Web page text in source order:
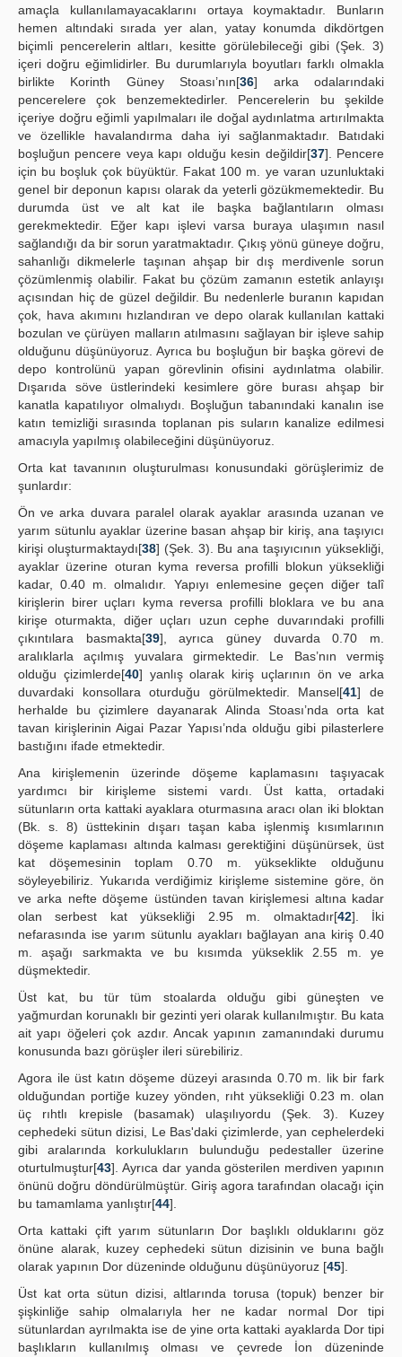
amaçla kullanılamayacaklarını ortaya koymaktadır. Bunların
hemen altındaki sırada yer alan, yatay konumda dikdörtgen
biçimli pencerelerin altları, kesitte görülebileceği gibi (Şek. 3)
içeri doğru eğimlidirler. Bu durumlarıyla boyutları farklı olmakla
birlikte Korinth Güney Stoası’nın[36] arka odalarındaki
pencerelere çok benzemektedirler. Pencerelerin bu şekilde
içeriye doğru eğimli yapılmaları ile doğal aydınlatma artırılmakta
ve özellikle havalandırma daha iyi sağlanmaktadır. Batıdaki
boşluğun pencere veya kapı olduğu kesin değildir[37]. Pencere
için bu boşluk çok büyüktür. Fakat 100 m. ye varan uzunluktaki
genel bir deponun kapısı olarak da yeterli gözükmemektedir. Bu
durumda üst ve alt kat ile başka bağlantıların olması
gerekmektedir. Eğer kapı işlevi varsa buraya ulaşımın nasıl
sağlandığı da bir sorun yaratmaktadır. Çıkış yönü güneye doğru,
sahanlığı dikmelerle taşınan ahşap bir dış merdivenle sorun
çözümlenmiş olabilir. Fakat bu çözüm zamanın estetik anlayışı
açısından hiç de güzel değildir. Bu nedenlerle buranın kapıdan
çok, hava akımını hızlandıran ve depo olarak kullanılan kattaki
bozulan ve çürüyen malların atılmasını sağlayan bir işleve sahip
olduğunu düşünüyoruz. Ayrıca bu boşluğun bir başka görevi de
depo kontrolünü yapan görevlinin ofisini aydınlatma olabilir.
Dışarıda söve üstlerindeki kesimlere göre burası ahşap bir
kanatla kapatılıyor olmalıydı. Boşluğun tabanındaki kanalın ise
katın temizliği sırasında toplanan pis suların kanalize edilmesi
amacıyla yapılmış olabileceğini düşünüyoruz.
Orta kat tavanının oluşturulması konusundaki görüşlerimiz de
şunlardır:
Ön ve arka duvara paralel olarak ayaklar arasında uzanan ve
yarım sütunlu ayaklar üzerine basan ahşap bir kiriş, ana taşıyıcı
kirişi oluşturmaktaydı[38] (Şek. 3). Bu ana taşıyıcının yüksekliği,
ayaklar üzerine oturan kyma reversa profilli blokun yüksekliği
kadar, 0.40 m. olmalıdır. Yapıyı enlemesine geçen diğer talî
kirişlerin birer uçları kyma reversa profilli bloklara ve bu ana
kirişe oturmakta, diğer uçları uzun cephe duvarındaki profilli
çıkıntılara basmakta[39], ayrıca güney duvarda 0.70 m.
aralıklarla açılmış yuvalara girmektedir. Le Bas’nın vermiş
olduğu çizimlerde[40] yanlış olarak kiriş uçlarının ön ve arka
duvardaki konsollara oturduğu görülmektedir. Mansel[41] de
herhalde bu çizimlere dayanarak Alinda Stoası’nda orta kat
tavan kirişlerinin Aigai Pazar Yapısı’nda olduğu gibi pilasterlere
bastığını ifade etmektedir.
Ana kirişlemenin üzerinde döşeme kaplamasını taşıyacak
yardımcı bir kirişleme sistemi vardı. Üst katta, ortadaki
sütunların orta kattaki ayaklara oturmasına aracı olan iki bloktan
(Bk. s. 8) üsttekinin dışarı taşan kaba işlenmiş kısımlarının
döşeme kaplaması altında kalması gerektiğini düşünürsek, üst
kat döşemesinin toplam 0.70 m. yükseklikte olduğunu
söyleyebiliriz. Yukarıda verdiğimiz kirişleme sistemine göre, ön
ve arka nefte döşeme üstünden tavan kirişlemesi altına kadar
olan serbest kat yüksekliği 2.95 m. olmaktadır[42]. İki
nefarasında ise yarım sütunlu ayakları bağlayan ana kiriş 0.40
m. aşağı sarkmakta ve bu kısımda yükseklik 2.55 m. ye
düşmektedir.
Üst kat, bu tür tüm stoalarda olduğu gibi güneşten ve
yağmurdan korunaklı bir gezinti yeri olarak kullanılmıştır. Bu kata
ait yapı öğeleri çok azdır. Ancak yapının zamanındaki durumu
konusunda bazı görüşler ileri sürebiliriz.
Agora ile üst katın döşeme düzeyi arasında 0.70 m. lik bir fark
olduğundan portiğe kuzey yönden, rıht yüksekliği 0.23 m. olan
üç rıhtlı krepisle (basamak) ulaşılıyordu (Şek. 3). Kuzey
cephedeki sütun dizisi, Le Bas'daki çizimlerde, yan cephelerdeki
gibi aralarında korkulukların bulunduğu pedestaller üzerine
oturtulmuştur[43]. Ayrıca dar yanda gösterilen merdiven yapının
önünü doğru döndürülmüştür. Giriş agora tarafından olacağı için
bu tamamlama yanlıştır[44].
Orta kattaki çift yarım sütunların Dor başlıklı olduklarını göz
önüne alarak, kuzey cephedeki sütun dizisinin ve buna bağlı
olarak yapının Dor düzeninde olduğunu düşünüyoruz [45].
Üst kat orta sütun dizisi, altlarında torusa (topuk) benzer bir
şişkinliğe sahip olmalarıyla her ne kadar normal Dor tipi
sütunlardan ayrılmakta ise de yine orta kattaki ayaklarda Dor tipi
başlıkların kullanılmış olması ve çevrede İon düzeninde